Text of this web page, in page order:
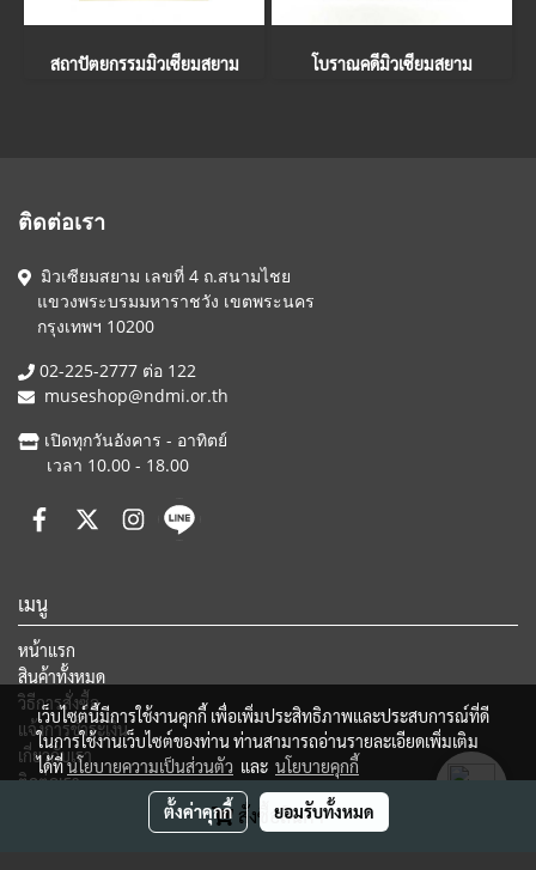
สั่งซื้อสินค้า
สถาปัตยกรรมมิวเซียมสยาม โบราณคดีมิวเซียมสยาม
ติดต่อเรา
มิวเซียมสยาม เลขที่ 4 ถ.สนามไชย
แขวงพระบรมมหาราชวัง เขตพระนคร
กรุงเทพฯ 10200
02-225-2777 ต่อ 122
museshop@ndmi.or.th
เปิดทุกวันอังคาร - อาทิตย์
เวลา 10.00 - 18.00
เมนู
หน้าแรก
สินค้าทั้งหมด
วิธีการสั่งซื้อ
แจ้งการชำระเงิน
เกี่ยวกับเรา
ติดต่อเรา
เว็บไซต์นี้มีการใช้งานคุกกี้ เพื่อเพิ่มประสิทธิภาพและประสบการณ์ที่ดี
ในการใช้งานเว็บไซต์ของท่าน ท่านสามารถอ่านรายละเอียดเพิ่มเติม
ได้ที่นโยบายความเป็นส่วนตัว และ นโยบายคุกกี้
ตั้งค่าคุกกี้ ยอมรับทั้งหมด